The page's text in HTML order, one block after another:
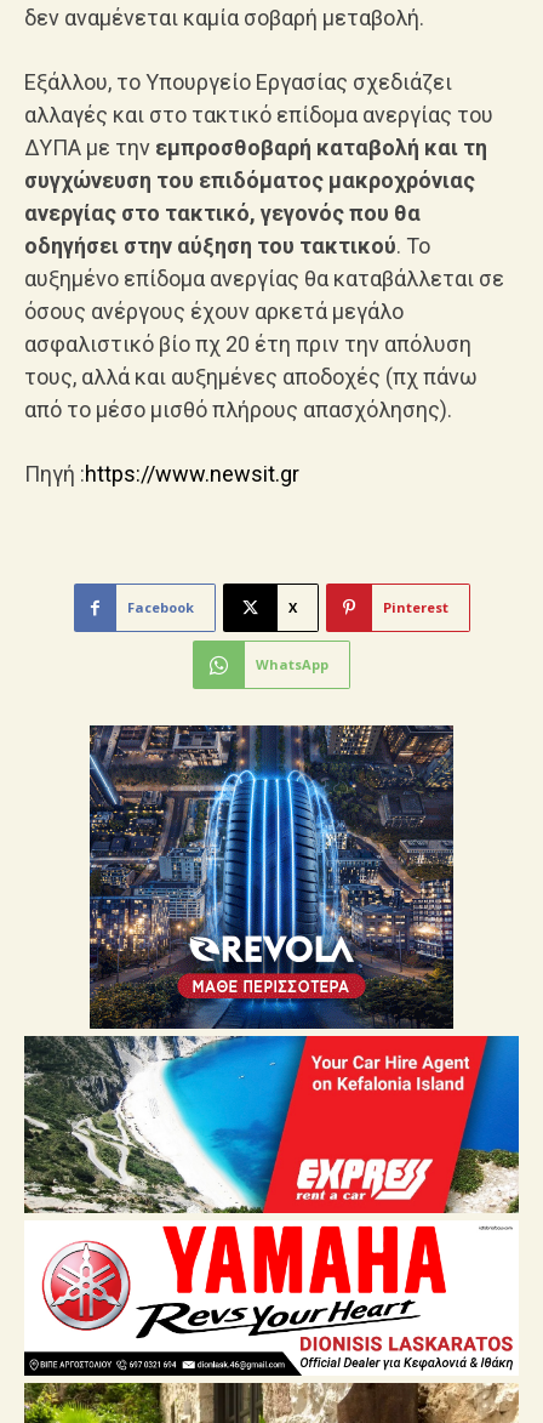
δεν αναμένεται καμία σοβαρή μεταβολή.
Εξάλλου, το Υπουργείο Εργασίας σχεδιάζει
αλλαγές και στο τακτικό επίδομα ανεργίας του
ΔΥΠΑ με την εμπροσθοβαρή καταβολή και τη
συγχώνευση του επιδόματος μακροχρόνιας
ανεργίας στο τακτικό, γεγονός που θα
οδηγήσει στην αύξηση του τακτικού. Το
αυξημένο επίδομα ανεργίας θα καταβάλλεται σε
όσους ανέργους έχουν αρκετά μεγάλο
ασφαλιστικό βίο πχ 20 έτη πριν την απόλυση
τους, αλλά και αυξημένες αποδοχές (πχ πάνω
από το μέσο μισθό πλήρους απασχόλησης).
Πηγή :https://www.newsit.gr
Facebook X Pinterest
WhatsApp